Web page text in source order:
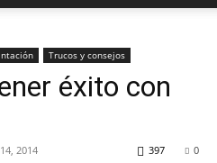
Trucos y consejos
éxito con
2014 0
397